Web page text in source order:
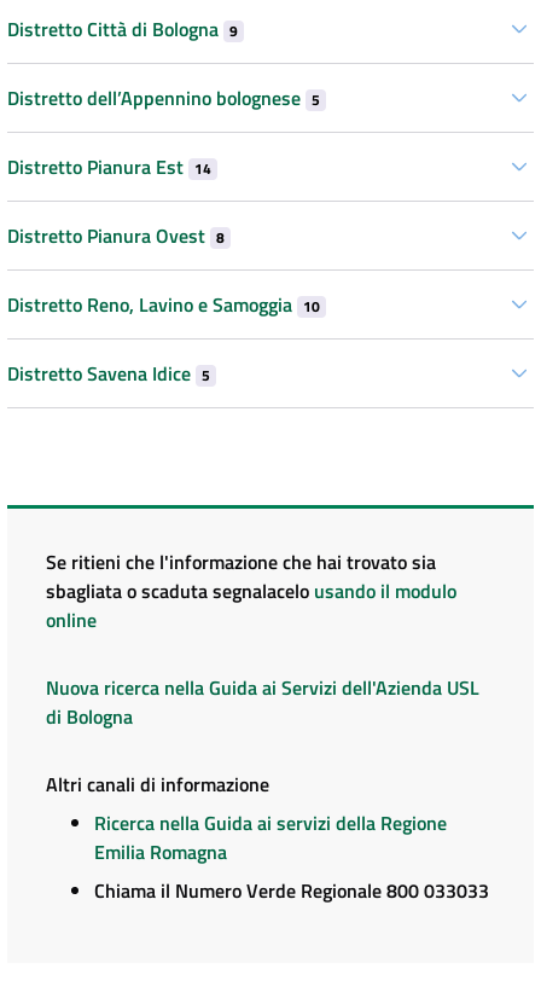
Distretto Città di Bologna 9
Distretto dell’Appennino bolognese 5
Distretto Pianura Est 14
Distretto Pianura Ovest 8
Distretto Reno, Lavino e Samoggia 10
Distretto Savena Idice 5
Se ritieni che l'informazione che hai trovato sia
sbagliata o scaduta segnalacelo usando il modulo
online
Nuova ricerca nella Guida ai Servizi dell'Azienda USL
di Bologna
Altri canali di informazione
Ricerca nella Guida ai servizi della Regione
Emilia Romagna
Chiama il Numero Verde Regionale 800 033033